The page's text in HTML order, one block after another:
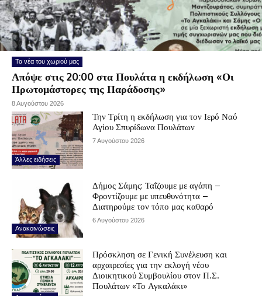
Τα νέα του χωριού μας
Απόψε στις 20:00 στα Πουλάτα η εκδήλωση «Οι
Πρωτομάστορες της Παράδοσης»
8 Αυγούστου 2026
Άλλες ειδήσεις
Την Τρίτη η εκδήλωση για τον Ιερό Ναό
Αγίου Σπυρίδωνα Πουλάτων
7 Αυγούστου 2026
Ανακοινώσεις
Δήμος Σάμης: Ταΐζουμε με αγάπη –
Φροντίζουμε με υπευθυνότητα –
Διατηρούμε τον τόπο μας καθαρό
6 Αυγούστου 2026
Πρόσκληση σε Γενική Συνέλευση και
αρχαιρεσίες για την εκλογή νέου
Διοικητικού Συμβουλίου στον Π.Σ.
Πουλάτων «Το Αγκαλάκι»